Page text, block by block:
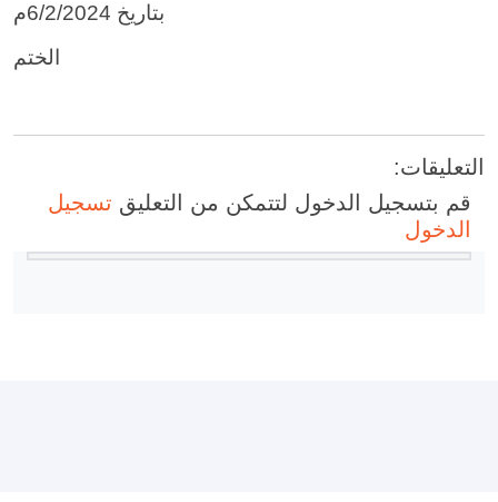
بتاريخ 6/2/2024م
الختم
التعليقات:
قم بتسجيل الدخول لتتمكن من التعليق تسجيل
الدخول